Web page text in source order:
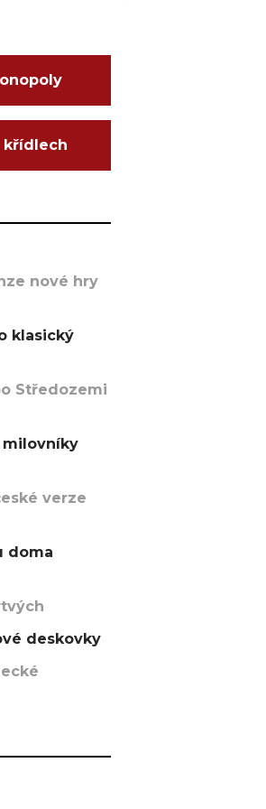
křídlech
nové hry
klasický
Středozemi
milovníky
verze
doma
deskovky